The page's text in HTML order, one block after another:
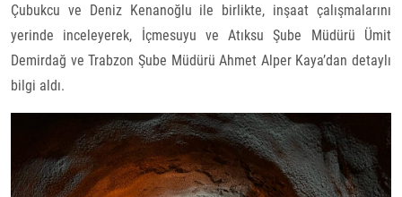
Çubukcu ve Deniz Kenanoğlu ile birlikte, inşaat çalışmalarını
yerinde inceleyerek, İçmesuyu ve Atıksu Şube Müdürü Ümit
Demirdağ ve Trabzon Şube Müdürü Ahmet Alper Kaya’dan detaylı
bilgi aldı.